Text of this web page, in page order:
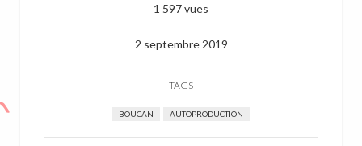
1 597 vues
2 septembre 2019
TAGS
BOUCAN AUTOPRODUCTION